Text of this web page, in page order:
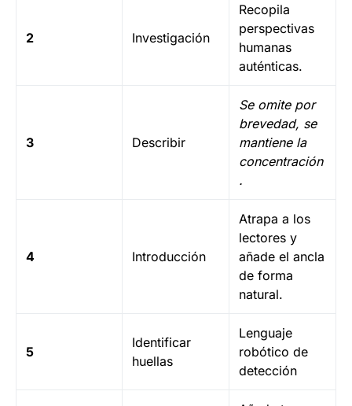
2 Investigación
Recopila
perspectivas
humanas
auténticas.
3 Describir
Se omite por
brevedad, se
mantiene la
concentración
.
4 Introducción
Atrapa a los
lectores y
añade el ancla
de forma
natural.
5
Identificar
huellas
Lenguaje
robótico de
detección